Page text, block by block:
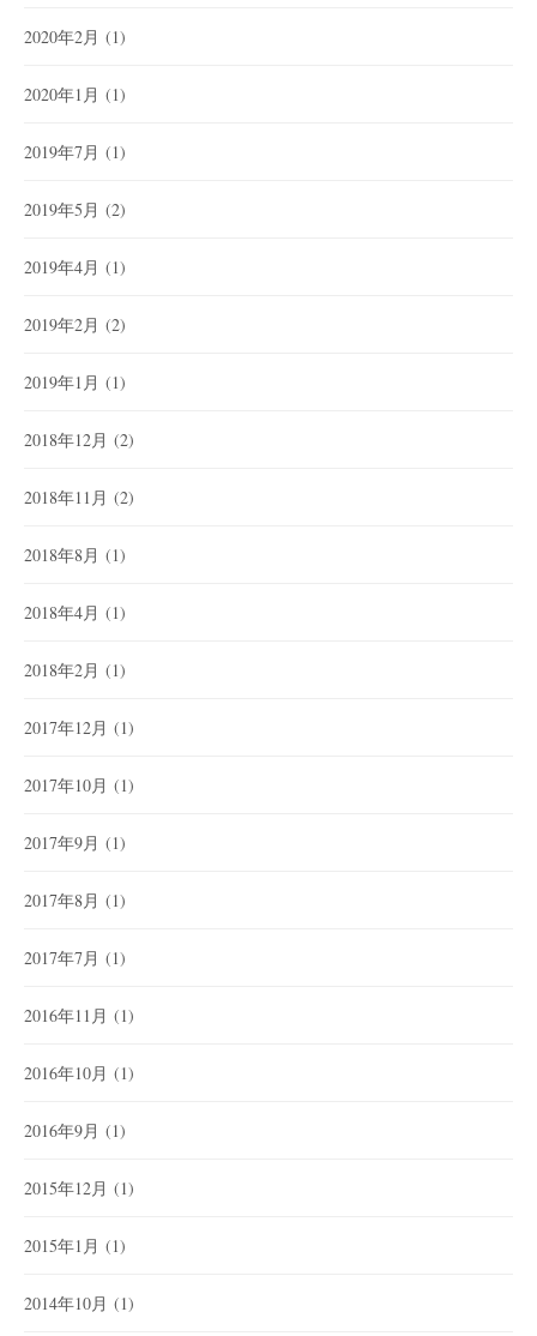
2020年2月 (1)
2020年1月 (1)
2019年7月 (1)
2019年5月 (2)
2019年4月 (1)
2019年2月 (2)
2019年1月 (1)
2018年12月 (2)
2018年11月 (2)
2018年8月 (1)
2018年4月 (1)
2018年2月 (1)
2017年12月 (1)
2017年10月 (1)
2017年9月 (1)
2017年8月 (1)
2017年7月 (1)
2016年11月 (1)
2016年10月 (1)
2016年9月 (1)
2015年12月 (1)
2015年1月 (1)
2014年10月 (1)